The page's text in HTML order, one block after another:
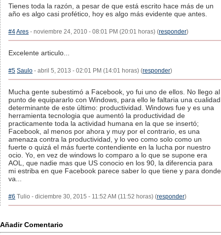
Tienes toda la razón, a pesar de que está escrito hace más de un
año es algo casi profético, hoy es algo más evidente que antes.
#4Ares - noviembre 24, 2010 - 08:01 PM (20:01 horas) (responder)
Excelente articulo...
#5 Saulo - abril 5, 2013 - 02:01 PM (14:01 horas) (responder)
Mucha gente subestimó a Facebook, yo fui uno de ellos. No llego al
punto de equipararlo con Windows, para ello le faltaria una cualidad
determinante de este último: productividad. Windows fue y es una
herramienta tecnologia que aumentó la productividad de
practicamente toda la actividad humana en la que se insertó;
Facebook, al menos por ahora y muy por el contrario, es una
amenaza contra la productividad, y lo veo como solo como un
fuerte o quizá el más fuerte contendiente en la lucha por nuestro
ocio. Yo, en vez de windows lo comparo a lo que se supone era
AOL, que nadie mas que US conocio en los 90, la diferencia para
mi estriba en que Facebook parece saber lo que tiene y para donde
va...
#6 Tulio - diciembre 30, 2015 - 11:52 AM (11:52 horas) (responder)
Añadir Comentario